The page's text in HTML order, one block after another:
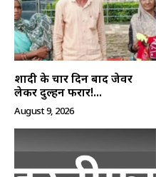
शादी के चार दिन बाद जेवर
लेकर दुल्हन फरार!...
August 9, 2026